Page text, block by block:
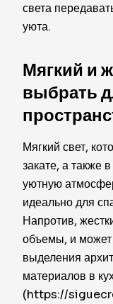
света
уюта.
Мягкий и
выбрать
Мягкий свет,
закате, а также
уютную
идеально для
Напротив,
объемы, и
выделения
материалов в
(https://